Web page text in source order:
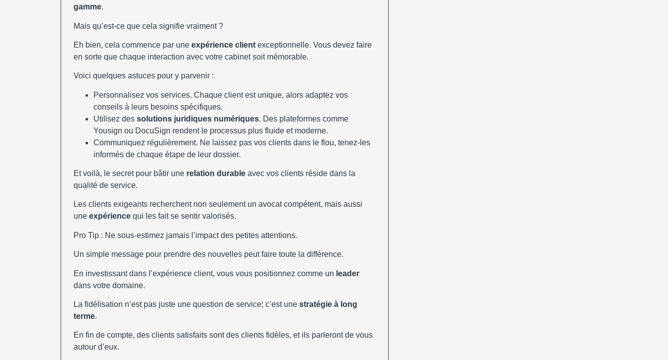
gamme.
Mais qu’est-ce que cela signifie vraiment ?
Eh bien, cela commence par une expérience client exceptionnelle. Vous devez faire
en sorte que chaque interaction avec votre cabinet soit mémorable.
Voici quelques astuces pour y parvenir :
Personnalisez vos services. Chaque client est unique, alors adaptez vos
conseils à leurs besoins spécifiques.
Utilisez des solutions juridiques numériques. Des plateformes comme
Yousign ou DocuSign rendent le processus plus fluide et moderne.
Communiquez régulièrement. Ne laissez pas vos clients dans le flou, tenez-les
informés de chaque étape de leur dossier.
Et voilà, le secret pour bâtir une relation durable avec vos clients réside dans la
qualité de service.
Les clients exigeants recherchent non seulement un avocat compétent, mais aussi
une expérience qui les fait se sentir valorisés.
Pro Tip : Ne sous-estimez jamais l’impact des petites attentions.
Un simple message pour prendre des nouvelles peut faire toute la différence.
En investissant dans l’expérience client, vous vous positionnez comme un leader
dans votre domaine.
La fidélisation n’est pas juste une question de service; c’est une stratégie à long
terme.
En fin de compte, des clients satisfaits sont des clients fidèles, et ils parleront de vous
autour d’eux.